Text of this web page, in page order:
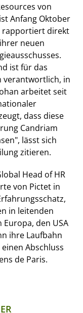
von
Anfang Oktober
rapportiert direkt
neuen
ist für das
verantwortlich, in
arbeitet seit
dass diese
Candriam
lässt sich
zitieren.
Head of HR
von Pictet in
in leitenden
den USA
ihre Laufbahn
Abschluss
de Paris.